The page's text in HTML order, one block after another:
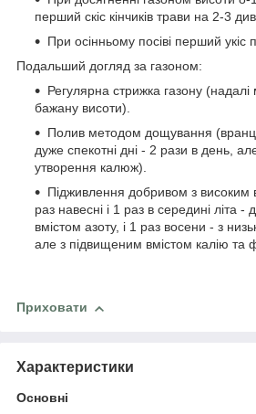
перший скіс кінчиків трави на 2-3
При осінньому посіві перший укіс
Подальший догляд за газоном:
Регулярна стрижка газону
бажану висоти).
Полив методом дощування
дуже спекотні дні - 2 рази в день,
утворення калюж).
Підживлення добривом з високим
раз навесні і 1 раз в середині літа
вмістом азоту, і 1 раз восени - з
але з підвищеним вмістом калію та
Приховати
Характеристики
Основні